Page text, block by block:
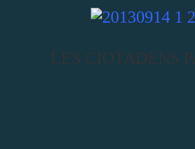
LES CIOTADENS